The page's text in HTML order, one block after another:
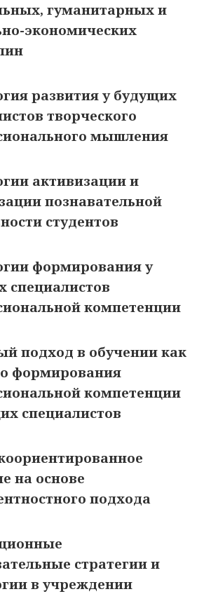
гуманитарных и
экономических
развития у будущих
творческого
мышления
активизации и
познавательной
студентов
формирования у
специалистов
компетенции
подход в обучении как
формирования
компетенции
специалистов
на основе
подхода
стратегии и
в учреждении